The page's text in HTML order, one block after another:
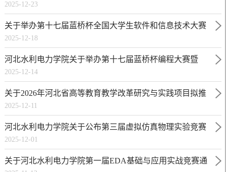
竞赛结果的通知
2025-12-23
关于举办第十七届蓝桥杯全国大学生软件和信息技术大赛
（电子类）校赛的通知
2025-12-18
河北水利电力学院关于举办第十七届蓝桥杯编程大赛暨
2025-2026第十七届蓝桥杯大赛软件赛初赛的通知
2025-12-14
关于2026年河北省高等教育教学改革研究与实践项目拟推
荐项目的公示
2025-12-11
河北水利电力学院关于公布第三届虚拟仿真物理实验竞赛
获奖情况的通知
2025-12-01
关于河北水利电力学院第一届EDA基础与应用实战竞赛通